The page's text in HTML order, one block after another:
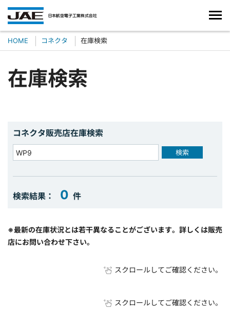
HOME コネクタ 在庫検索
在庫検索
コネクタ販売店在庫検索
検索
検索結果： 0 件
※最新の在庫状況とは若干異なることがございます。詳しくは販売
店にお問い合わせ下さい。
スクロールしてご確認ください。
スクロールしてご確認ください。